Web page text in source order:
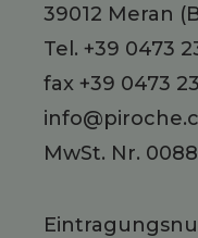
39012 Meran
Tel.+39 0473
fax +39 0473
MwSt. Nr.